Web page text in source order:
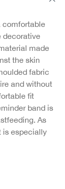
comfortable
decorative
made
the skin
fabric
and without
fit
band is
As
is especially